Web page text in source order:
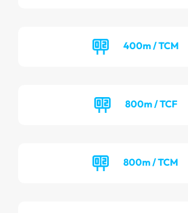
400m / TCM
800m / TCF
800m / TCM